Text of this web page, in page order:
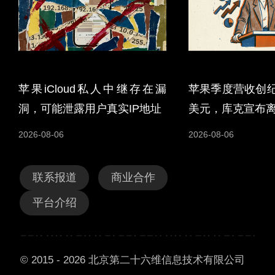
苹果iCloud私人中继存在漏
洞，可能泄露用户真实IP地址
2026-08-06
苹果季度营收创
美元，库克宣布
2026-08-06
联系报道 商业合作
平台介绍
© 2015 - 2026 北京第二十六维信息技术有限公司